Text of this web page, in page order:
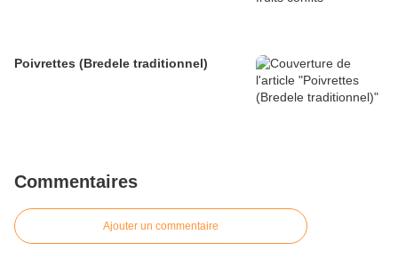
Poivrettes (Bredele traditionnel)
Commentaires
Ajouter un commentaire